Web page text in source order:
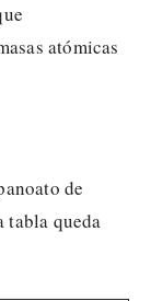
atómicas
de
tabla queda